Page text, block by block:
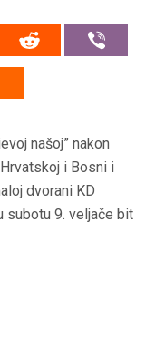
našoj” nakon
i Bosni i
dvorani KD
subotu 9. veljače bit